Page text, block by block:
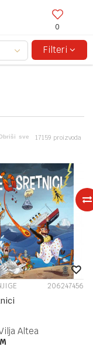
0
150KM!
Filteri
17159 proizvoda
sve
206247456
Altea